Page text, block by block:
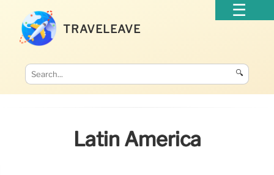
TRAVELEAVE
🔍
Latin America